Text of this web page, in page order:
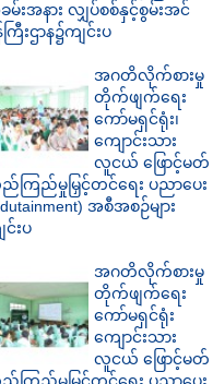
မ်းအနား လျှပ်စစ်နှင့်စွမ်းအင်
ြီးဌာန၌ကျင်းပ
အဂတိလိုက်စားမှု
တိုက်ဖျက်ရေး
ကော်မရှင်ရုံး၊
ကျောင်းသား
လူငယ် ဖြောင့်မတ်
ကြည်မှုမြှင့်တင်ရေး ပညာပေး
အစီအစဉ်များ
င်းပ
အဂတိလိုက်စားမှု
တိုက်ဖျက်ရေး
ကော်မရှင်ရုံး
ကျောင်းသား
လူငယ် ဖြောင့်မတ်